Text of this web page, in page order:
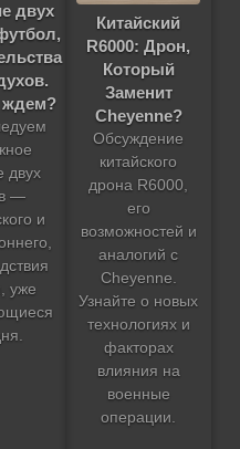
двух
двух
—
и
уже
Китайский
R6000: Дрон,
Который
Заменит
Cheyenne?
Обсуждение
китайского
дрона R6000,
его
возможностей и
аналогий с
Cheyenne.
Узнайте о новых
технологиях и
факторах
влияния на
военные
операции.